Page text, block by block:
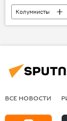
Колумнисты
парламентские
ВСЕ НОВОСТИ